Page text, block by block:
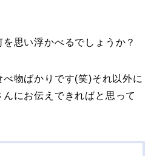
思い浮かべるでしょうか？
物ばかりです(笑)それ以外に
にお伝えできればと思って